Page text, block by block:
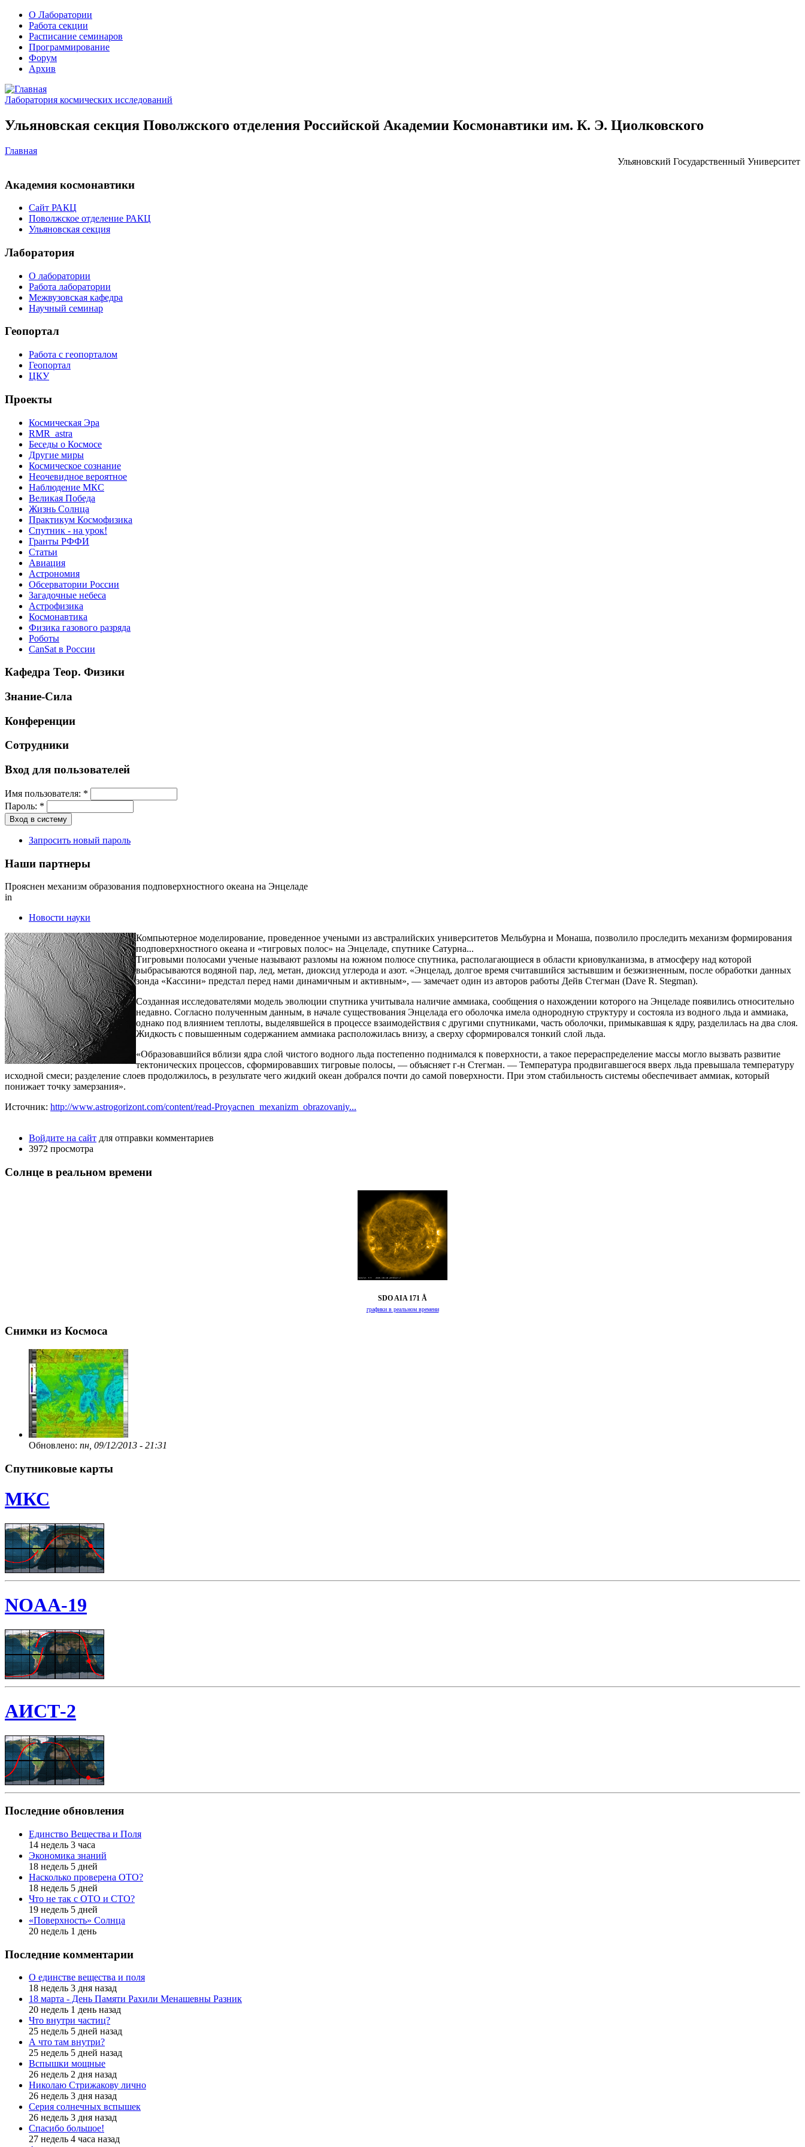
О Лаборатории
Работа секции
Расписание семинаров
Программирование
Форум
Архив
Лаборатория космических исследований
Ульяновская секция Поволжского отделения Российской Академии Космонавтики им. К. Э. Циолковского
Главная
Ульяновский Государственный Университет
Академия космонавтики
Сайт РАКЦ
Поволжское отделение РАКЦ
Ульяновская секция
Лаборатория
О лаборатории
Работа лаборатории
Межвузовская кафедра
Научный семинар
Геопортал
Работа с геопорталом
Геопортал
ЦКУ
Проекты
Космическая Эра
RMR_astra
Беседы о Космосе
Другие миры
Космическое сознание
Неочевидное вероятное
Наблюдение МКС
Великая Победа
Жизнь Солнца
Практикум Космофизика
Спутник - на урок!
Гранты РФФИ
Статьи
Авиация
Астрономия
Обсерватории России
Загадочные небеса
Астрофизика
Космонавтика
Физика газового разряда
Роботы
CanSat в России
Кафедра Теор. Физики
Знание-Сила
Конференции
Сотрудники
Вход для пользователей
Имя пользователя: *
Пароль: *
Запросить новый пароль
Наши партнеры
Прояснен механизм образования подповерхностного океана на Энцеладе
in
Новости науки
Компьютерное моделирование, проведенное учеными из австралийских университетов Мельбурна и Монаша, позволило проследить механизм формирования
подповерхностного океана и «тигровых полос» на Энцеладе, спутнике Сатурна...
Тигровыми полосами ученые называют разломы на южном полюсе спутника, располагающиеся в области криовулканизма, в атмосферу над которой
выбрасываются водяной пар, лед, метан, диоксид углерода и азот. «Энцелад, долгое время считавшийся застывшим и безжизненным, после обработки данных
зонда «Кассини» предстал перед нами динамичным и активным», — замечает один из авторов работы Дейв Стегман (Dave R. Stegman).
Созданная исследователями модель эволюции спутника учитывала наличие аммиака, сообщения о нахождении которого на Энцеладе появились относительно
недавно. Согласно полученным данным, в начале существования Энцелада его оболочка имела однородную структуру и состояла из водного льда и аммиака,
однако под влиянием теплоты, выделявшейся в процессе взаимодействия с другими спутниками, часть оболочки, примыкавшая к ядру, разделилась на два слоя.
Жидкость с повышенным содержанием аммиака расположилась внизу, а сверху сформировался тонкий слой льда.
«Образовавшийся вблизи ядра слой чистого водного льда постепенно поднимался к поверхности, а такое перераспределение массы могло вызвать развитие
тектонических процессов, сформировавших тигровые полосы, — объясняет г-н Стегман. — Температура продвигавшегося вверх льда превышала температуру
исходной смеси; разделение слоев продолжилось, в результате чего жидкий океан добрался почти до самой поверхности. При этом стабильность системы обеспечивает аммиак, который
понижает точку замерзания».
Источник: http://www.astrogorizont.com/content/read-Proyacnen_mexanizm_obrazovaniy...
Войдите на сайт для отправки комментариев
3972 просмотра
Солнце в реальном времени
SDO AIA 171 Å
графики в реальном времени
Снимки из Космоса
Обновлено: пн, 09/12/2013 - 21:31
Спутниковые карты
МКС
NOAA-19
АИСТ-2
Последние обновления
Единство Вещества и Поля
14 недель 3 часа
Экономика знаний
18 недель 5 дней
Насколько проверена ОТО?
18 недель 5 дней
Что не так с ОТО и СТО?
19 недель 5 дней
«Поверхность» Солнца
20 недель 1 день
Последние комментарии
О единстве вещества и поля
18 недель 3 дня назад
18 марта - День Памяти Рахили Менашевны Разник
20 недель 1 день назад
Что внутри частиц?
25 недель 5 дней назад
А что там внутри?
25 недель 5 дней назад
Вспышки мощные
26 недель 2 дня назад
Николаю Стрижакову лично
26 недель 3 дня назад
Серия солнечных вспышек
26 недель 3 дня назад
Спасибо большое!
27 недель 4 часа назад